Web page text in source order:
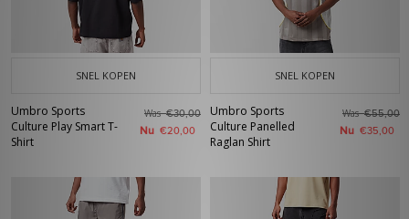
SNEL KOPEN
Umbro Sports
Culture Play Smart T-
Shirt
Was€30,00
Nu €20,00
SNEL KOPEN
Umbro Sports
Culture Panelled
Raglan Shirt
Was€55,00
Nu €35,00